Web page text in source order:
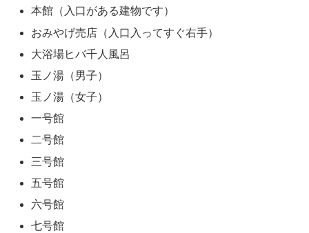
本館（入口がある建物です）
おみやげ売店（入口入ってすぐ右手）
大浴場ヒバ千人風呂
玉ノ湯（男子）
玉ノ湯（女子）
一号館
二号館
三号館
五号館
六号館
七号館